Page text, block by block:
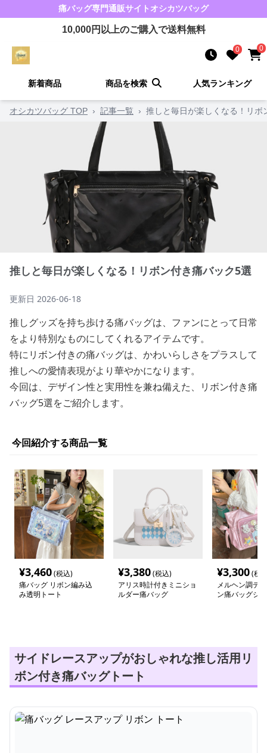
痛バッグ専門通販サイト オシカツバッグ
10,000円以上のご購入で送料無料
0 0
新着商品 商品を検索 人気ランキング
オシカツバッグ TOP › 記事一覧 › 推しと毎日が楽しくなる！リボ
推しと毎日が楽しくなる！リボン付き痛バック5選
更新日 2026-06-18
推しグッズを持ち歩ける痛バッグは、ファンにとって日常
をより特別なものにしてくれるアイテムです。
特にリボン付きの痛バッグは、かわいらしさをプラスして
推しへの愛情表現がより華やかになります。
今回は、デザイン性と実用性を兼ね備えた、リボン付き痛
バッグ5選をご紹介します。
今回紹介する商品一覧
¥3,460(税込)
痛バッグ リボン編み込
み透明トート
¥3,380(税込)
アリス時計付きミニショ
ルダー痛バッグ
¥3,300(税
メルヘン調デ
ン痛バッグシ
サイドレースアップがおしゃれな推し活用リ
ボン付き痛バッグトート